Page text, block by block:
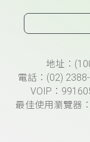
頁尾資訊地址：
電話：(02)
VOIP：
最佳使用瀏覽器